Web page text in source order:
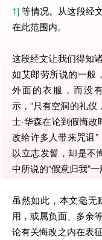
1]等情况。从这段经
在此范围内。
这段经文让我们得知
如艾郎劳所说的一般
外面的衣服，而没
示，“只有空洞的礼仪
士·华森在论到假悔
改给许多人带来咒诅
以立志发誓，却是不
中所说的“假意归我”一
虽然如此，本文毫无
用，或属负面、多余
论有关悔改之内在表